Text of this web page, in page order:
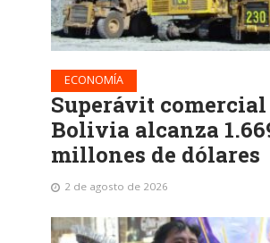
ECONOMÍA
Superávit comercial
Bolivia alcanza
millones de dólares
2 de agosto de 2026